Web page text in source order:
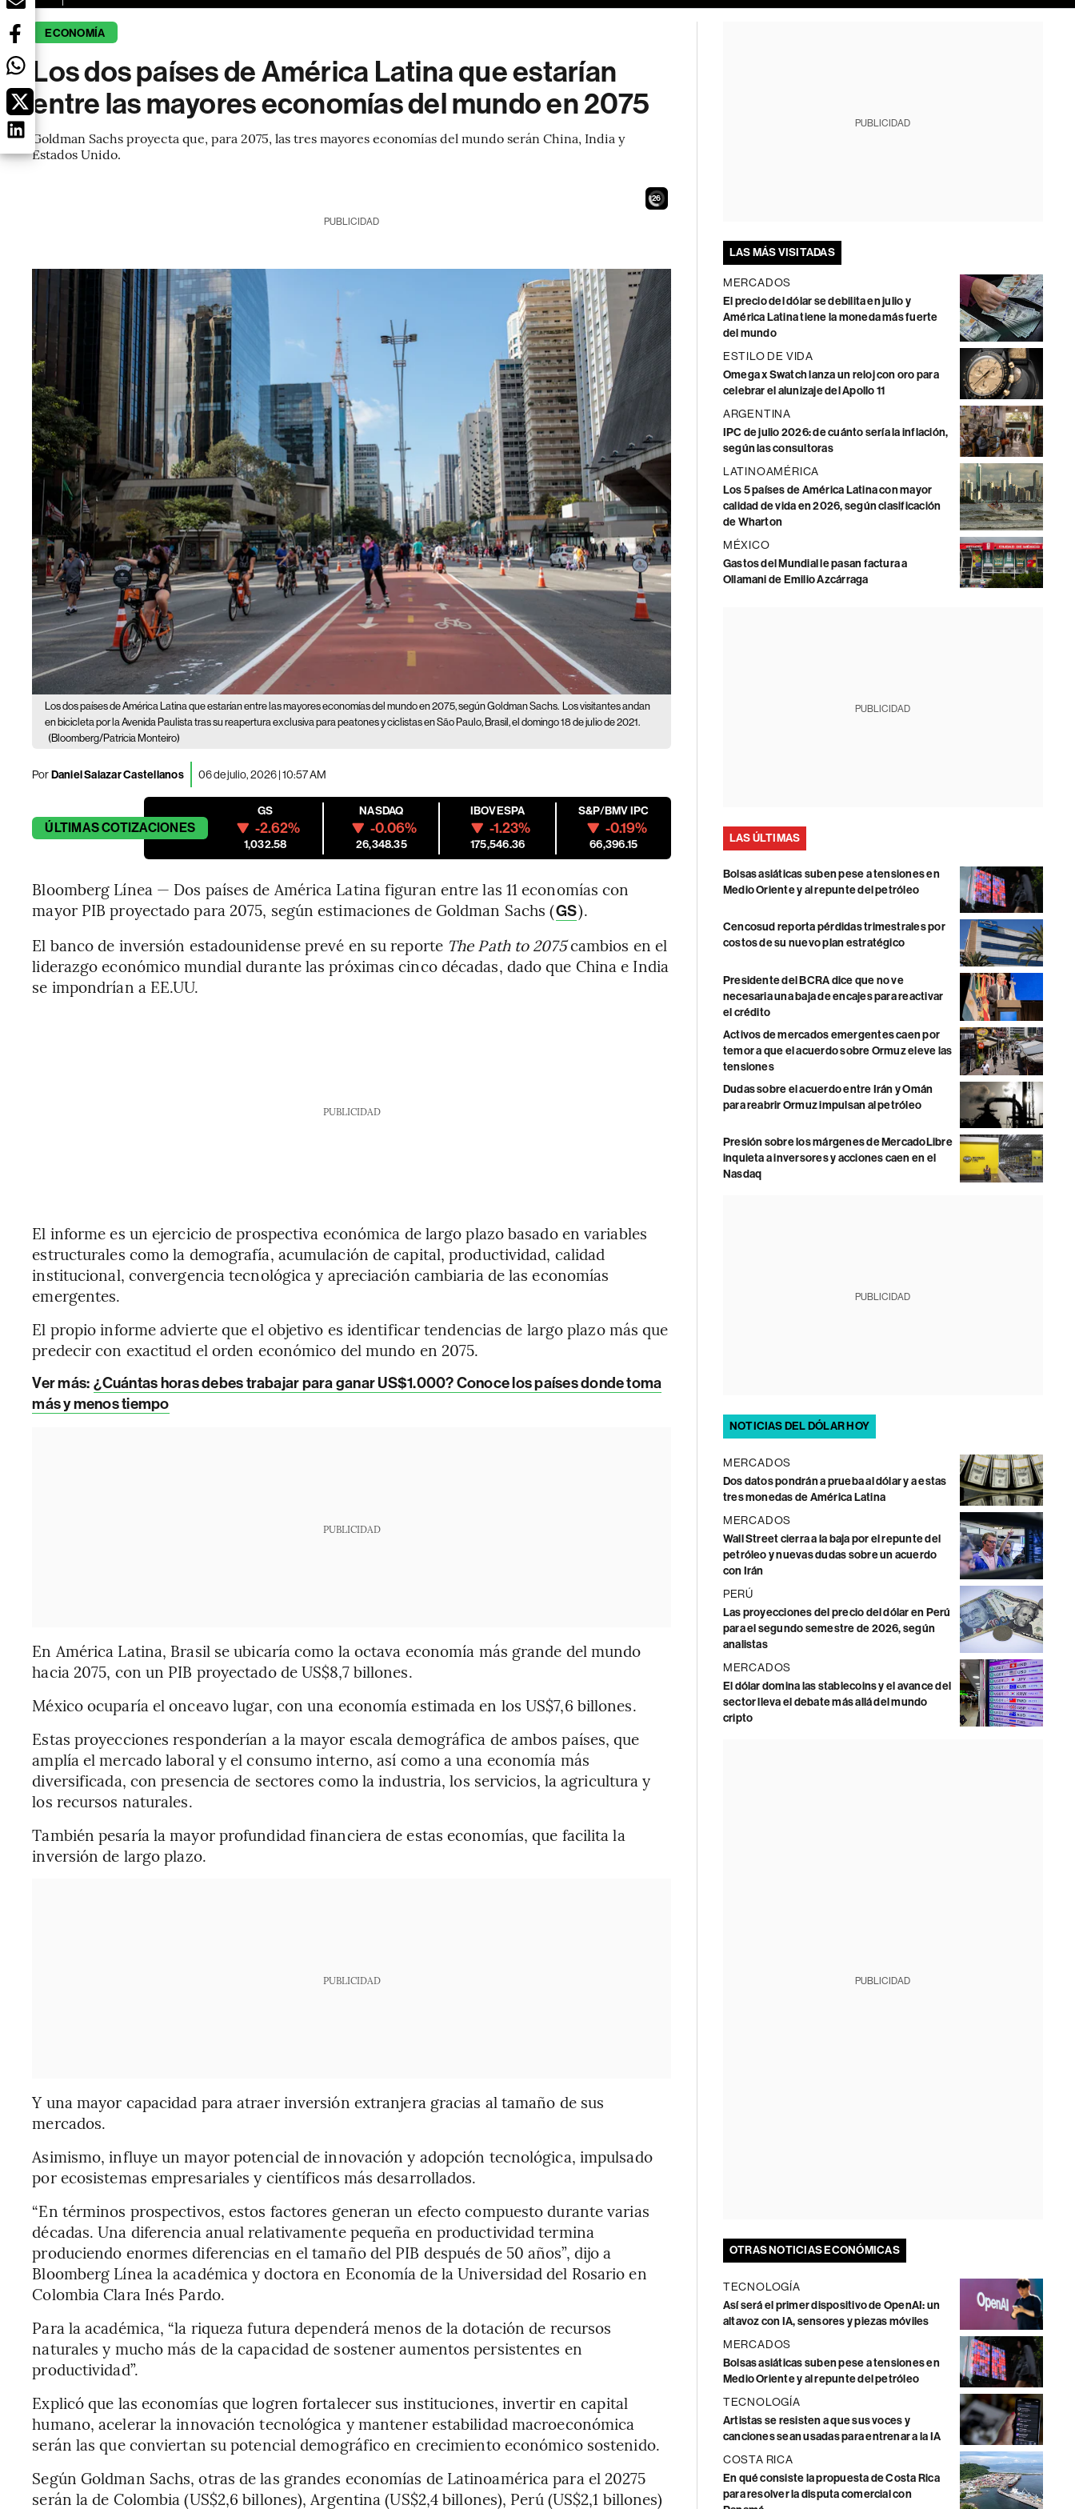
ECONOMÍA
Los dos países de América Latina que estarían
entre las mayores economías del mundo en 2075
Goldman Sachs proyecta que, para 2075, las tres mayores economías del mundo serán China, India y
Estados Unido.
24
PUBLICIDAD
Los dos países de América Latina que estarían entre las mayores economías del mundo en 2075, según Goldman Sachs. Los visitantes andan
en bicicleta por la Avenida Paulista tras su reapertura exclusiva para peatones y ciclistas en São Paulo, Brasil, el domingo 18 de julio de 2021.
(Bloomberg/Patricia Monteiro)
PorDaniel Salazar Castellanos 06 de julio, 2026 | 10:57 AM
ÚLTIMASCOTIZACIONES
GS
-2.62%
1,032.58
NASDAQ
-0.06%
26,348.35
IBOVESPA
-1.23%
175,546.36
S&P/BMV IPC
-0.19%
66,396.15
Bloomberg Línea — Dos países de América Latina figuran entre las 11 economías con
mayor PIB proyectado para 2075, según estimaciones de Goldman Sachs (GS).
El banco de inversión estadounidense prevé en su reporteThe Path to 2075cambios en el
liderazgo económico mundial durante las próximas cinco décadas, dado que China e India
se impondrían a EE.UU.
PUBLICIDAD
El informe es un ejercicio de prospectiva económica de largo plazo basado en variables
estructurales como la demografía, acumulación de capital, productividad, calidad
institucional, convergencia tecnológica y apreciación cambiaria de las economías
emergentes.
El propio informe advierte que el objetivo es identificar tendencias de largo plazo más que
predecir con exactitud el orden económico del mundo en 2075.
Ver más: ¿Cuántas horas debes trabajar para ganar US$1.000? Conoce los países donde toma
más y menos tiempo
PUBLICIDAD
En América Latina, Brasil se ubicaría como la octava economía más grande del mundo
hacia 2075, con un PIB proyectado de US$8,7 billones.
México ocuparía el onceavo lugar, con una economía estimada en los US$7,6 billones.
Estas proyecciones responderían a la mayor escala demográfica de ambos países, que
amplía el mercado laboral y el consumo interno, así como a una economía más
diversificada, con presencia de sectores como la industria, los servicios, la agricultura y
los recursos naturales.
También pesaría la mayor profundidad financiera de estas economías, que facilita la
inversión de largo plazo.
PUBLICIDAD
Y una mayor capacidad para atraer inversión extranjera gracias al tamaño de sus
mercados.
Asimismo, influye un mayor potencial de innovación y adopción tecnológica, impulsado
por ecosistemas empresariales y científicos más desarrollados.
“En términos prospectivos, estos factores generan un efecto compuesto durante varias
décadas. Una diferencia anual relativamente pequeña en productividad termina
produciendo enormes diferencias en el tamaño del PIB después de 50 años”, dijo a
Bloomberg Línea la académica y doctora en Economía de la Universidad del Rosario en
Colombia Clara Inés Pardo.
Para la académica, “la riqueza futura dependerá menos de la dotación de recursos
naturales y mucho más de la capacidad de sostener aumentos persistentes en
productividad”.
Explicó que las economías que logren fortalecer sus instituciones, invertir en capital
humano, acelerar la innovación tecnológica y mantener estabilidad macroeconómica
serán las que conviertan su potencial demográfico en crecimiento económico sostenido.
Según Goldman Sachs, otras de las grandes economías de Latinoamérica para el 20275
serán la de Colombia (US$2,6 billones), Argentina (US$2,4 billones), Perú (US$2,1 billones)
PUBLICIDAD
LAS MÁS VISITADAS
MERCADOS
El precio del dólar se debilita en julio y
América Latina tiene la moneda más fuerte
del mundo
ESTILO DE VIDA
Omega x Swatch lanza un reloj con oro para
celebrar el alunizaje del Apollo 11
ARGENTINA
IPC de julio 2026: de cuánto sería la inflación,
según las consultoras
LATINOAMÉRICA
Los 5 países de América Latina con mayor
calidad de vida en 2026, según clasificación
de Wharton
MÉXICO
Gastos del Mundial le pasan factura a
Ollamani de Emilio Azcárraga
PUBLICIDAD
LAS ÚLTIMAS
Bolsas asiáticas suben pese a tensiones en
Medio Oriente y al repunte del petróleo
Cencosud reporta pérdidas trimestrales por
costos de su nuevo plan estratégico
Presidente del BCRA dice que no ve
necesaria una baja de encajes para reactivar
el crédito
Activos de mercados emergentes caen por
temor a que el acuerdo sobre Ormuz eleve las
tensiones
Dudas sobre el acuerdo entre Irán y Omán
para reabrir Ormuz impulsan al petróleo
Presión sobre los márgenes de MercadoLibre
inquieta a inversores y acciones caen en el
Nasdaq
PUBLICIDAD
NOTICIAS DEL DÓLAR HOY
MERCADOS
Dos datos pondrán a prueba al dólar y a estas
tres monedas de América Latina
MERCADOS
Wall Street cierra a la baja por el repunte del
petróleo y nuevas dudas sobre un acuerdo
con Irán
PERÚ
Las proyecciones del precio del dólar en Perú
para el segundo semestre de 2026, según
analistas
MERCADOS
El dólar domina las stablecoins y el avance del
sector lleva el debate más allá del mundo
cripto
PUBLICIDAD
OTRAS NOTICIAS ECONÓMICAS
TECNOLOGÍA
Así será el primer dispositivo de OpenAI: un
altavoz con IA, sensores y piezas móviles
MERCADOS
Bolsas asiáticas suben pese a tensiones en
Medio Oriente y al repunte del petróleo
TECNOLOGÍA
Artistas se resisten a que sus voces y
canciones sean usadas para entrenar a la IA
COSTA RICA
En qué consiste la propuesta de Costa Rica
para resolver la disputa comercial con